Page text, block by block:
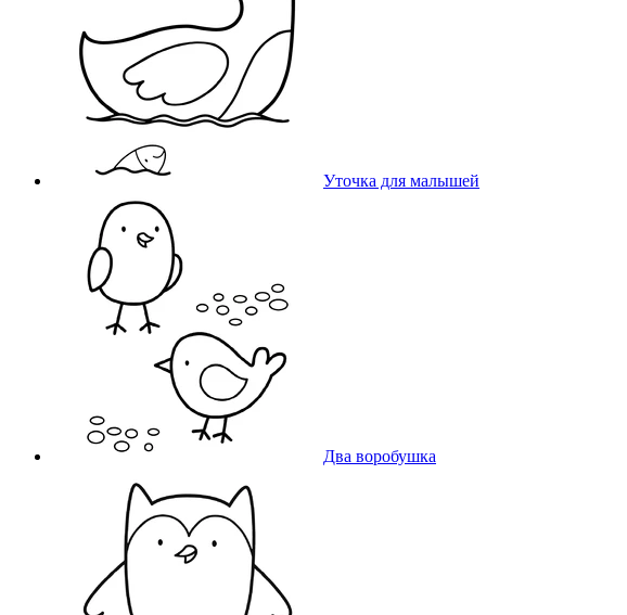
Уточка для малышей
Два воробушка